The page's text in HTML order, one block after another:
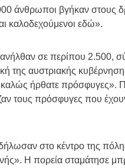
άνθρωποι βγήκαν στους
καλοδεχούμενοι εδώ».
ανήλθαν σε περίπου 2.500,
της αυστριακής
ήρθατε πρόσφυγες».
τους πρόσφυγες που
στο κέντρο της
Η πορεία σταμάτησε